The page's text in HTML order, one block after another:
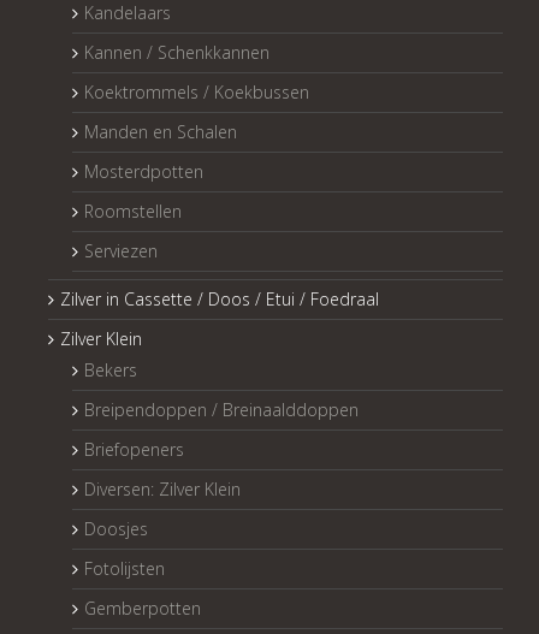
Kandelaars
Kannen / Schenkkannen
Koektrommels / Koekbussen
Manden en Schalen
Mosterdpotten
Roomstellen
Serviezen
Zilver in Cassette / Doos / Etui / Foedraal
Zilver Klein
Bekers
Breipendoppen / Breinaalddoppen
Briefopeners
Diversen: Zilver Klein
Doosjes
Fotolijsten
Gemberpotten